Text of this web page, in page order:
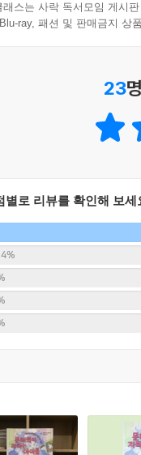
장은 어떻게 해야 할까?
장의 짜임을 이해하고
이해되지 않는다?
계와 현실 세계를 비교하
요 내용을 확인한다.
고려하여 대강의 내용
습관을 점검하며 스스
아가는 아이들의 콘텐
지죠. 자, 그렇다면 어
혼공쌤, 혼공TV 운영자)
스는 사락 독서모임 게시
ray, 패션 및 판매금지 상
23
별로 리뷰를 확인해 보세
4%